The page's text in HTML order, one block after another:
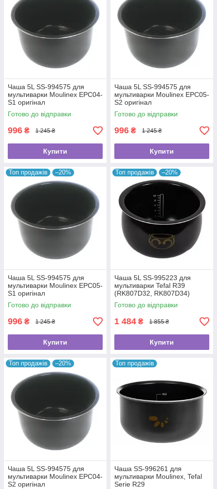
Чаша 5L SS-994575 для
мультиварки Moulinex EPC04-
S1 оригінал
Готово до відправки
996 ₴ 1 245 ₴
Купити
Чаша 5L SS-994575 для
мультиварки Moulinex EPC05-
S2 оригінал
Готово до відправки
996 ₴ 1 245 ₴
Купити
Топ продажів –20%
Чаша 5L SS-994575 для
мультиварки Moulinex EPC05-
S1 оригінал
Готово до відправки
996 ₴ 1 245 ₴
Купити
Топ продажів –20%
Чаша 5L SS-995223 для
мультиварки Tefal R39
(RK807D32, RK807D34)
Готово до відправки
1 484 ₴ 1 855 ₴
Купити
Топ продажів –20%
Чаша 5L SS-994575 для
мультиварки Moulinex EPC04-
S2 оригінал
Топ продажів
Чаша SS-996261 для
мультиварки Moulinex, Tefal
Serie R29